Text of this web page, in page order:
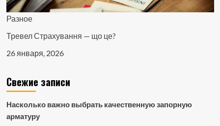
Разное
Тревел Страхування — що це?
26 января, 2026
Свежие записи
Насколько важно выбрать качественную запорную
арматуру